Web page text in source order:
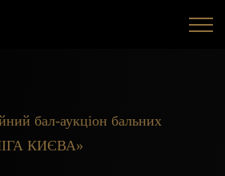
бал-аукціон бальних
КИЄВА»